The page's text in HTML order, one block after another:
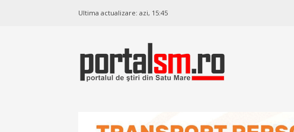
Ultima actualizare: azi, 15:45